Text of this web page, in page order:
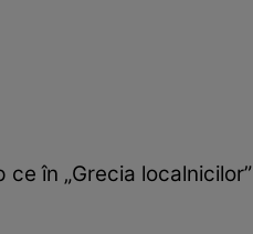
în „Grecia localnicilor”